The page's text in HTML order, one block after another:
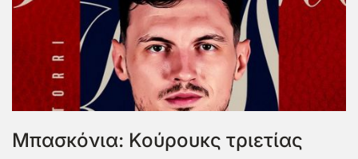
Μπασκόνια: Κούρουκς τριετίας